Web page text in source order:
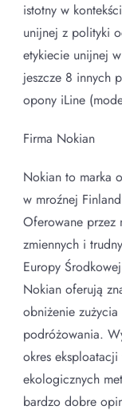
istotny w
unijnej z polityki
etykiecie unijnej
jeszcze 8 innych
opony iLine
Firma Nokian
Nokian to marka
w mroźnej
Oferowane przez
zmiennych i
Europy
Nokian oferują
obniżenie
podróżowania.
okres eksploatacji
ekologicznych
bardzo dobre